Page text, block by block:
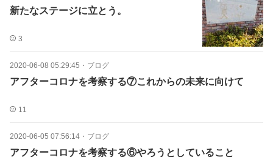
新たなステージに立とう。
3
2020-06-08 05:29:45 ・ ブログ
アフターコロナを考察する⑦これからの未来に向けて
11
2020-06-05 07:56:14 ・ ブログ
アフターコロナを考察する⑥やろうとしていること